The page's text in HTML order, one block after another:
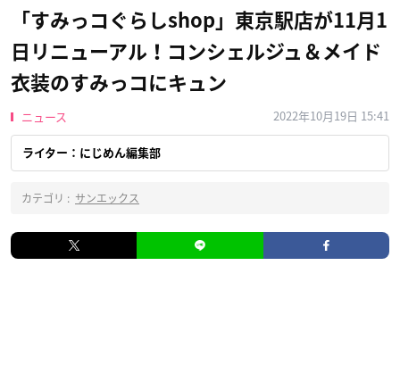
「すみっコぐらしshop」東京駅店が11月1
日リニューアル！コンシェルジュ＆メイド
衣装のすみっコにキュン
ニュース 2022年10月19日 15:41
ライター：にじめん編集部
カテゴリ : サンエックス